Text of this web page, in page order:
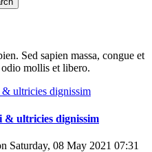
Sed sapien massa, congue et
mollis et libero.
ultricies dignissim
Saturday, 08 May 2021 07:31